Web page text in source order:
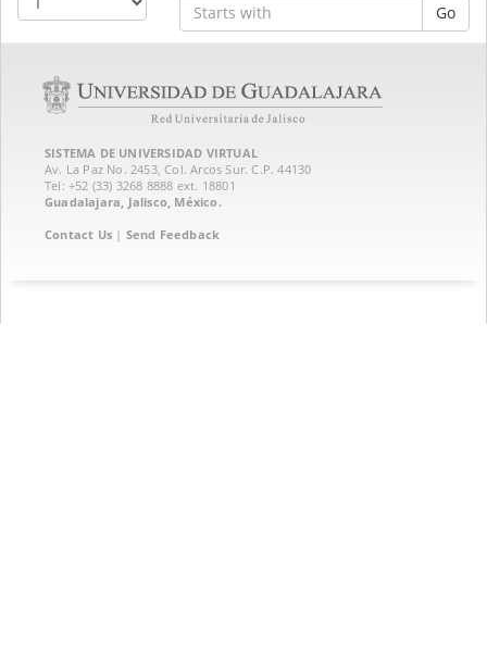
Go
SISTEMA DE UNIVERSIDAD VIRTUAL
Av. La Paz No. 2453, Col. Arcos Sur. C.P. 44130
Tel: +52 (33) 3268 8888‏ ext. 18801
Guadalajara, Jalisco, México.
Contact Us | Send Feedback